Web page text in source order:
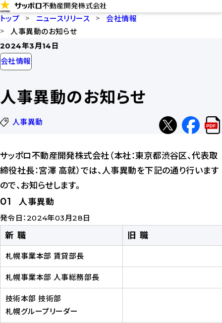
コ
ン
ン
ツ
ス
ッ
トップ ニュースリリース
会社情報
人事異動のお知らせ
2024年3月14日
会社情報
人事異動のお知らせ
人事異動
X
シ
ェ
シ
ェ
リ
ー
ス
ロ
サッポロ不動産開発株式会社（本社：東京都渋谷区、代表取
締役社長：宮澤 高就）では、人事異動を下記の通り行います
ので、お知らせします。
01 人事異動
発令日：2024年03月28日
新職 旧職
札幌事業本部 賃貸部長
札幌事業本部 人事総務部長
技術本部 技術部
札幌グループリーダー